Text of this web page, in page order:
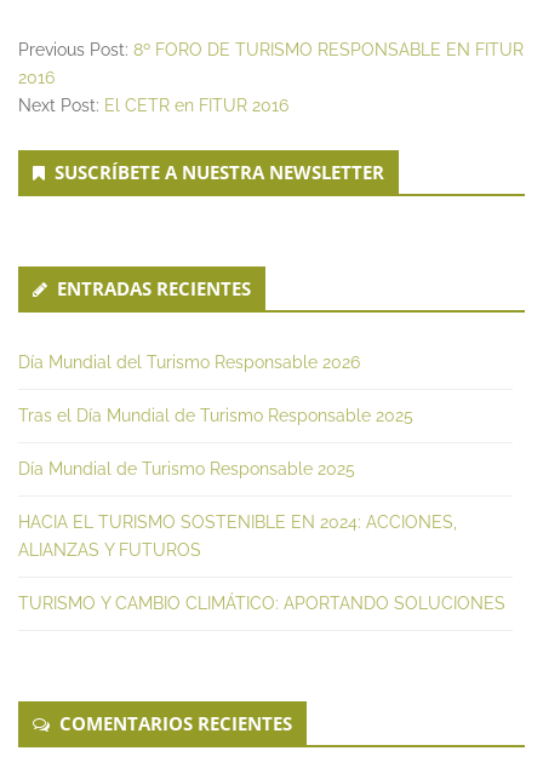
Previous Post: 8º FORO DE TURISMO RESPONSABLE EN FITUR
2016
Next Post: El CETR en FITUR 2016
Secondary
Sidebar
SUSCRÍBETE A NUESTRA NEWSLETTER
ENTRADAS RECIENTES
Día Mundial del Turismo Responsable 2026
Tras el Día Mundial de Turismo Responsable 2025
Día Mundial de Turismo Responsable 2025
HACIA EL TURISMO SOSTENIBLE EN 2024: ACCIONES,
ALIANZAS Y FUTUROS
TURISMO Y CAMBIO CLIMÁTICO: APORTANDO SOLUCIONES
COMENTARIOS RECIENTES